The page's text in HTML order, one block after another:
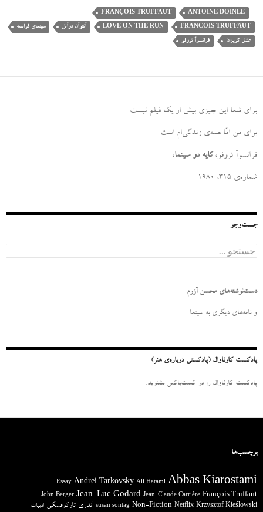
ANTOINE DOINLE
FRANÇOIS TRUFFAUT
FRANCOIS TRUFFAUT
LOVE ON THE RUN آنتوآن دوآنل سینمای فرانسه
عشق گریزان فرانسوآ تروفو
برای شما این چیزی بیش از یک فیلم نیست.
برای من امّا همه‌ی زندگی‌ام است.
فرانسوآ تروفو،کایه دو سینما،
شماره‌ی ۳۱۵، ۱۹۸۰
جست‌وجو
س
و
ر
دست‌نوشته‌های محسن آزرم
و نامه‌‌های دیگری به سینما
پادکست کارناوال (پادکستی درباره‌ی هنر)
پادکست کارناوال را در کست‌باکس بشنوید.
برچسب‌ها
Abbas Kiarostami
Ali Hatami
Andrei Tarkovsky
Essay
François Truffaut
Jean-Claude Carrière
Jean-Luc Godard
John Berger
Krzysztof Kieślowski
Netflix
Non-Fiction
susan sontag آندری تارکوفسکی ادبیات